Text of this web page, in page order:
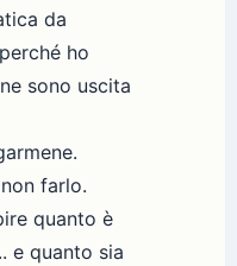
da
ho
sono uscita
farlo.
quanto è
e quanto sia